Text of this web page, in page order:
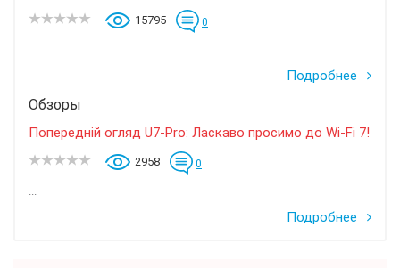
15795 0
...
Подробнее
Обзоры
Попередній огляд U7-Pro: Ласкаво просимо до Wi-Fi 7!
2958 0
...
Подробнее